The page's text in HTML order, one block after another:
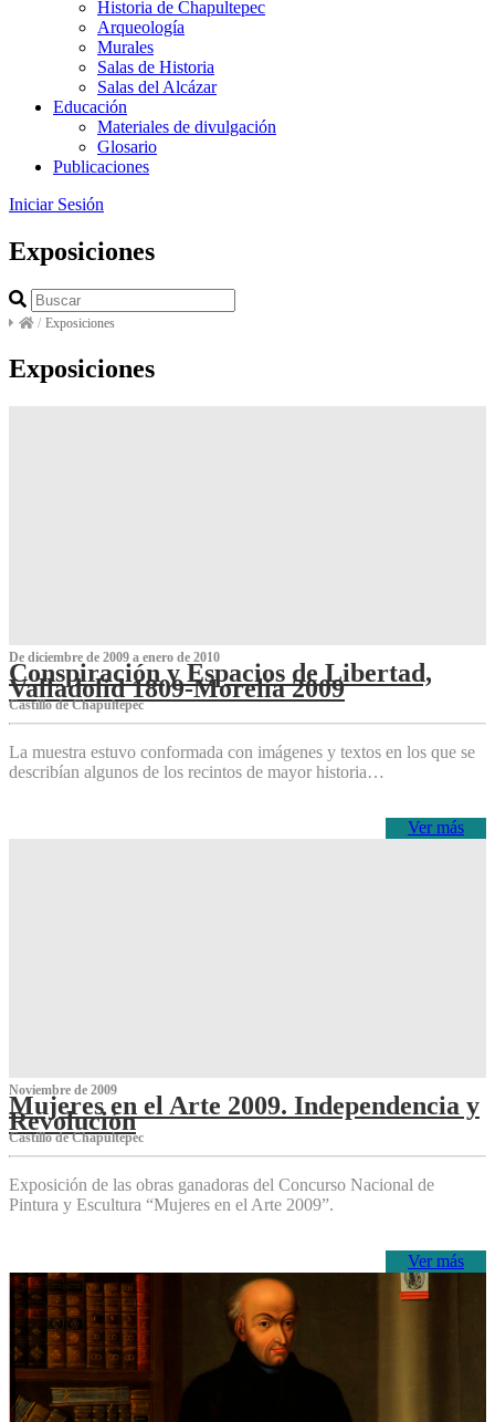
Historia de Chapultepec
Arqueología
Murales
Salas de Historia
Salas del Alcázar
Educación
Materiales de divulgación
Glosario
Publicaciones
Iniciar Sesión
Exposiciones
/ Exposiciones
Exposiciones
De diciembre de 2009 a enero de 2010
Conspiración y Espacios de Libertad,
Valladolid 1809-Morelia 2009
Castillo de Chapultepec
La muestra estuvo conformada con imágenes y textos en los que se
describían algunos de los recintos de mayor historia…
Ver más
Noviembre de 2009
Mujeres en el Arte 2009. Independencia y
Revolución
Castillo de Chapultepec
Exposición de las obras ganadoras del Concurso Nacional de
Pintura y Escultura “Mujeres en el Arte 2009”.
Ver más